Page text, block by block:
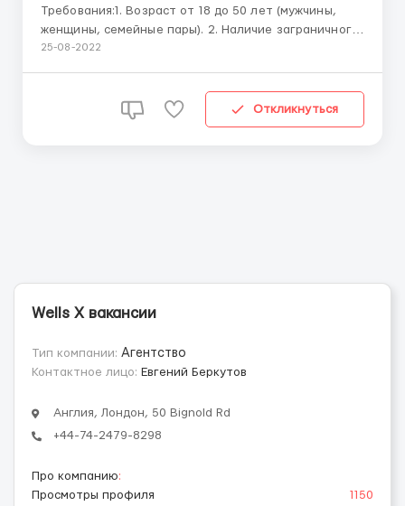
Требования:1. Возраст от 18 до 50 лет (мужчины,
женщины, семейные пары). 2. Наличие заграничного
паспорта 3. Хорошая физическая подготовка,
условиях. 4. Отсутствие проблем с миграционным
законодательством Британии ...
25-08-2022
Откликнуться
Wells X вакансии
Тип компании: Агентство
Контактное лицо: Евгений Беркутов
Англия, Лондон, 50 Bignold Rd
+44-74-2479-8298
Про компанию:
Просмотры профиля
1150